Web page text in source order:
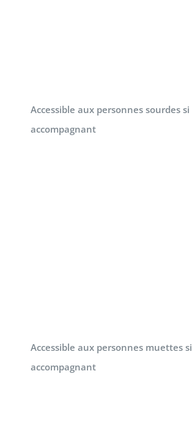
Accessible aux personnes sourdes si
accompagnant
Accessible aux personnes muettes si
accompagnant